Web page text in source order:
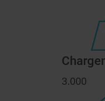
3.000